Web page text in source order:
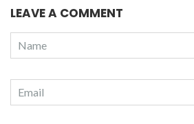
LEAVE A COMMENT